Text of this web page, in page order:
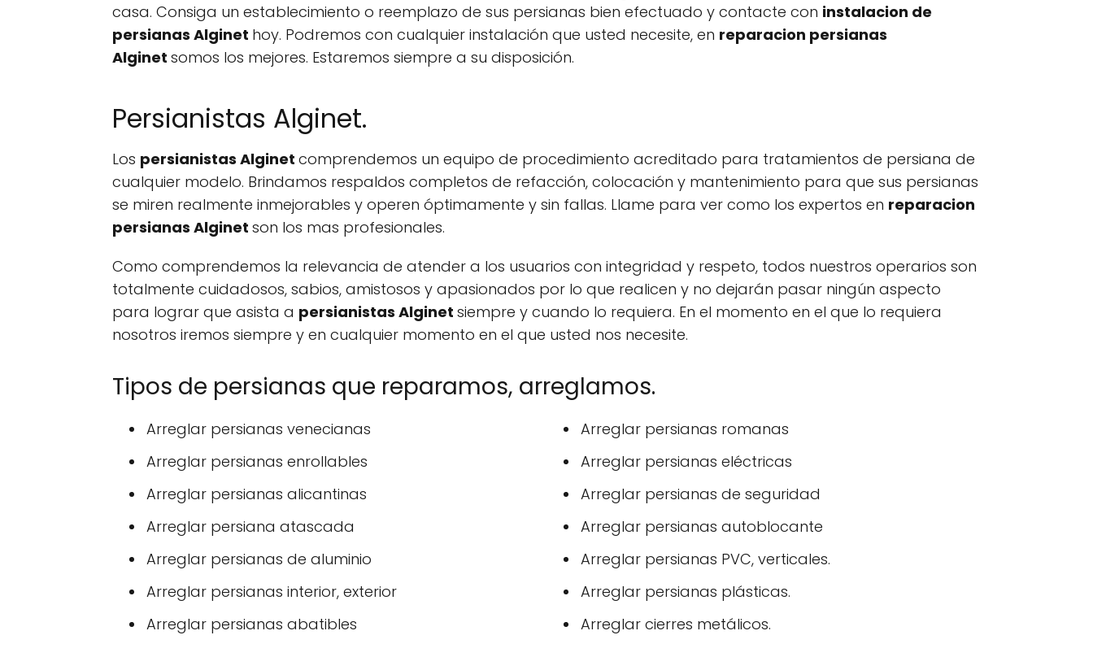
casa. Consiga un establecimiento o reemplazo de sus persianas bien efectuado y contacte con instalacion de
persianas Alginet hoy. Podremos con cualquier instalación que usted necesite, en reparacion persianas
Alginet somos los mejores. Estaremos siempre a su disposición.
Persianistas Alginet.
Los persianistas Alginet comprendemos un equipo de procedimiento acreditado para tratamientos de persiana de
cualquier modelo. Brindamos respaldos completos de refacción, colocación y mantenimiento para que sus persianas
se miren realmente inmejorables y operen óptimamente y sin fallas. Llame para ver como los expertos en reparacion
persianas Alginet son los mas profesionales.
Como comprendemos la relevancia de atender a los usuarios con integridad y respeto, todos nuestros operarios son
totalmente cuidadosos, sabios, amistosos y apasionados por lo que realicen y no dejarán pasar ningún aspecto
para lograr que asista a persianistas Alginet siempre y cuando lo requiera. En el momento en el que lo requiera
nosotros iremos siempre y en cualquier momento en el que usted nos necesite.
Tipos de persianas que reparamos, arreglamos.
Arreglar persianas venecianas
Arreglar persianas enrollables
Arreglar persianas alicantinas
Arreglar persiana atascada
Arreglar persianas de aluminio
Arreglar persianas interior, exterior
Arreglar persianas abatibles
Arreglar persianas romanas
Arreglar persianas eléctricas
Arreglar persianas de seguridad
Arreglar persianas autoblocante
Arreglar persianas PVC, verticales.
Arreglar persianas plásticas.
Arreglar cierres metálicos.